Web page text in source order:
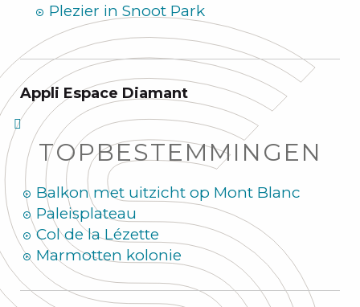
Plezier in Snoot Park
Appli Espace Diamant
TOPBESTEMMINGEN
Balkon met uitzicht op Mont Blanc
Paleisplateau
Col de la Lézette
Marmotten kolonie